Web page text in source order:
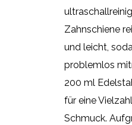
Zahnschiene
und leicht,
problemlos
200 ml
für eine
Schmuck.